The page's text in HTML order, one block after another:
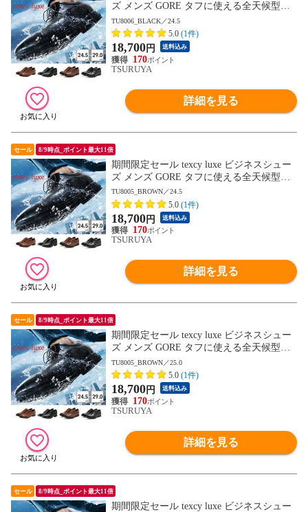
ズ メンズ GORE タフに使える全天候型ビ
ジネスシューズ TU8001 TU8002 TU8003 T
U8004 TU8005 TU8006 TU8007 テクシーリ
ュクス GORE-TEX ゴアテックス ゆったり
幅 3E 4E
TU8006_BLACK／24.5
5.0 (1件)
18,700円 送料込み
170
TSURUYA
詳細を見る
セール 8/9時点_ポイント最大11倍
期間限定セール texcy luxe ビジネスシュー
ズ メンズ GORE タフに使える全天候型ビ
ジネスシューズ TU8001 TU8002 TU8003 T
U8004 TU8005 TU8006 TU8007 テクシーリ
ュクス GORE-TEX ゴアテックス ゆったり
幅 3E 4E
TU8005_BROWN／24.5
5.0 (1件)
18,700円 送料込み
170
TSURUYA
詳細を見る
セール 8/9時点_ポイント最大11倍
期間限定セール texcy luxe ビジネスシュー
ズ メンズ GORE タフに使える全天候型ビ
ジネスシューズ TU8001 TU8002 TU8003 T
U8004 TU8005 TU8006 TU8007 テクシーリ
ュクス GORE-TEX ゴアテックス ゆったり
幅 3E 4E
TU8005_BROWN／25.0
5.0 (1件)
18,700円 送料込み
170
TSURUYA
詳細を見る
セール 8/9時点_ポイント最大11倍
期間限定セール texcy luxe ビジネスシュー